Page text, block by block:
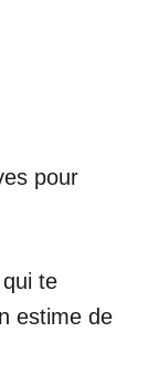
pour
te
estime de